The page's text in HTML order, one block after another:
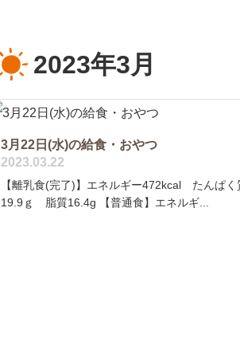
2023年3月
3月22日(水)の給食・おやつ
2023.03.22
【離乳食(完了)】エネルギー472kcal たんぱく
19.9ｇ 脂質16.4g 【普通食】エネルギ...